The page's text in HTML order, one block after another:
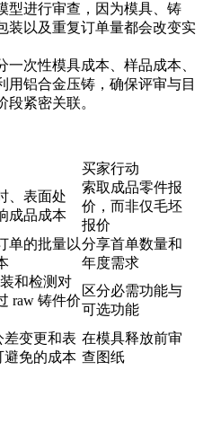
型进行审查，因为模具、铸
装以及重复订单量都会改变实
次性模具成本、样品成本、
用铝合金压铸 ，确保评审与目
紧密关联。
买家行动
、表面处
成品成本
索取成品零件报
价，而非仅毛坯
报价
单的批量以分享首单数量和
年度需求
和检测对
raw 铸件价
区分必需功能与
可选功能
差变更和表
避免的成本
在模具释放前审
查图纸